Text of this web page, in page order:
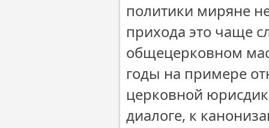
политики миряне
прихода это чаще
общецерковном
годы на примере
церковной
диалоге, к